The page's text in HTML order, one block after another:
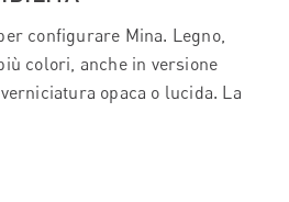
configurare Mina. Legno,
colori, anche in versione
opaca o lucida. La